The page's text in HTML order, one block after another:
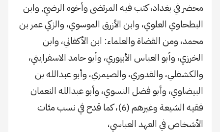
محضر في بغداد، كتب فيه المرتضى وأخوه الرضيّ, وابن
البطحاوي العلوي، وابن الأزرق الموسوي، والزكي عمر بن
محمد، ومن القضاة والعلماء: ابن الأكفاني، وابن
الخرزي، وأبو العباس الأبيوري، وأبو حامد الاسفرايني،
والكشفلي، والقدوري، والصيمري، وأبو عبدالله بن
البيضاوي، وأبو فضل النسوي، وأبو عبدالله النعمان
فقيه الشيعة وغيرهم (6)، كما قدح في نسب مئات
الأشخاص في العهد العباسي،